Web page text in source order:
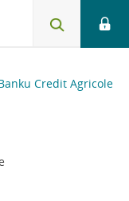
Credit Agricole